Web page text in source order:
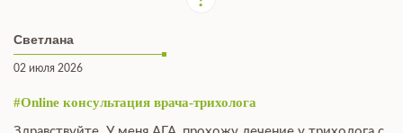
Светлана
02 июля 2026
#Online консультация врача-трихолога